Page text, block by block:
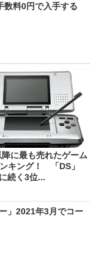
数料0円で入手する
に最も売れたゲーム
キング！ 「DS」
続く3位...
」2021年3月でコー